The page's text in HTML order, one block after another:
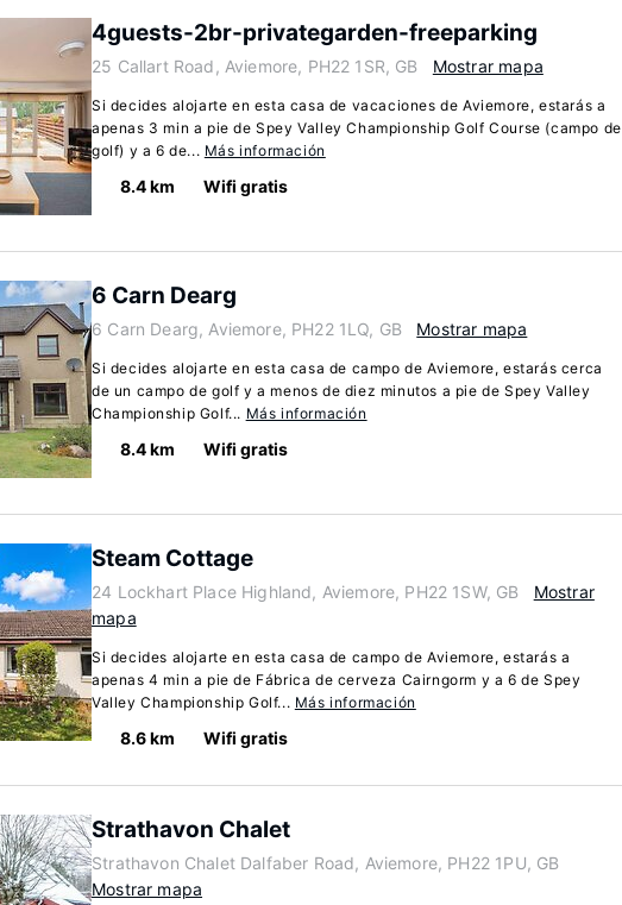
4guests-2br-privategarden-freeparking
25 Callart Road, Aviemore, PH22 1SR, GB Mostrar mapa
Si decides alojarte en esta casa de vacaciones de Aviemore, estarás a
apenas 3 min a pie de Spey Valley Championship Golf Course (campo de
golf) y a 6 de... Más información
8.4 km Wifi gratis
6 Carn Dearg
6 Carn Dearg, Aviemore, PH22 1LQ, GB Mostrar mapa
Si decides alojarte en esta casa de campo de Aviemore, estarás cerca
de un campo de golf y a menos de diez minutos a pie de Spey Valley
Championship Golf... Más información
8.4 km Wifi gratis
Steam Cottage
24 Lockhart Place Highland, Aviemore, PH22 1SW, GB
Mostrar
mapa
Si decides alojarte en esta casa de campo de Aviemore, estarás a
apenas 4 min a pie de Fábrica de cerveza Cairngorm y a 6 de Spey
Valley Championship Golf... Más información
8.6 km Wifi gratis
Strathavon Chalet
Strathavon Chalet Dalfaber Road, Aviemore, PH22 1PU, GB
Mostrar mapa